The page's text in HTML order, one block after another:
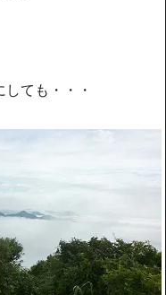
しても・・・